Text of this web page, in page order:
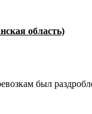
область)
был